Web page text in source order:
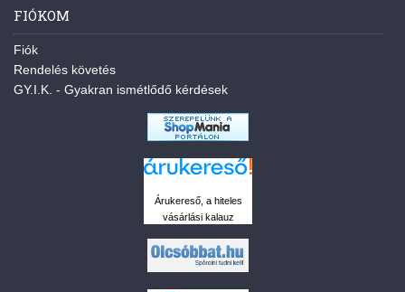
FIÓKOM
Fiók
Rendelés követés
GY.I.K. - Gyakran ismétlődő kérdések
Árukereső, a hiteles
vásárlási kalauz